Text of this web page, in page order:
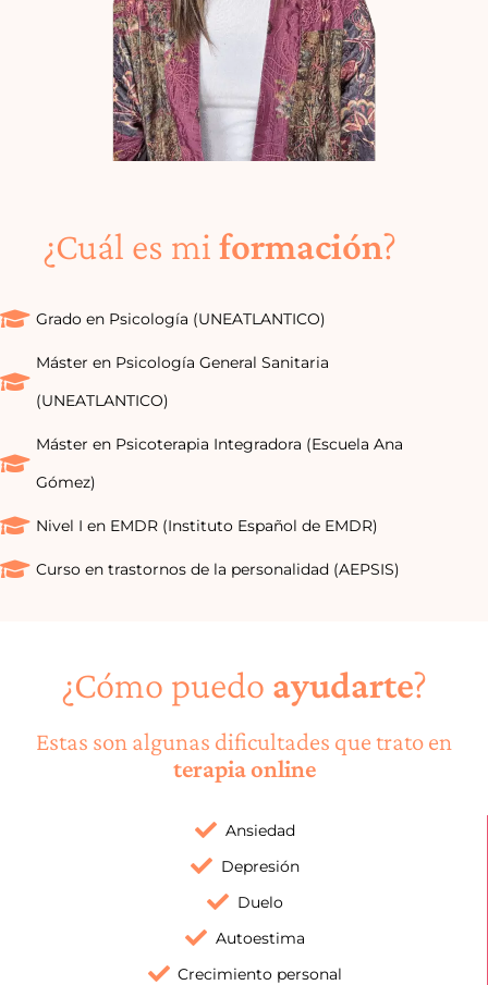
¿Cuál es miformación?
Grado en Psicología (UNEATLANTICO)
Máster en Psicología General Sanitaria
(UNEATLANTICO)
Máster en Psicoterapia Integradora (Escuela Ana
Gómez)
Nivel I en EMDR (Instituto Español de EMDR)
Curso en trastornos de la personalidad (AEPSIS)
¿Cómo puedo ayudarte?
Estas son algunas dificultades que trato en
terapia online
Ansiedad
Depresión
Duelo
Autoestima
Crecimiento personal